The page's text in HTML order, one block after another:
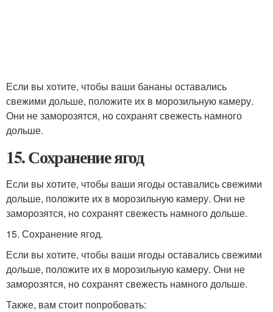
Если вы хотите, чтобы ваши бананы оставались
свежими дольше, положите их в морозильную камеру.
Они не заморозятся, но сохранят свежесть намного
дольше.
15. Сохранение ягод
Если вы хотите, чтобы ваши ягоды оставались свежими
дольше, положите их в морозильную камеру. Они не
заморозятся, но сохранят свежесть намного дольше.
15. Сохранение ягод.
Если вы хотите, чтобы ваши ягоды оставались свежими
дольше, положите их в морозильную камеру. Они не
заморозятся, но сохранят свежесть намного дольше.
Также, вам стоит попробовать: